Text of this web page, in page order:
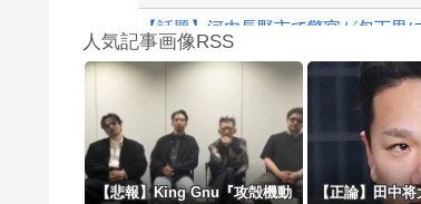
【話題】河内長野市で警官が包丁男
【議論】「gemini」 vs 「chat GPT
勇者♀「仲間に支払うはずのお金で
8/4のニュース
日本旅行キャンセルすべきか…1万
人気記事画像RSS
【悲報】King Gnu『攻殻機動
【正論】田中